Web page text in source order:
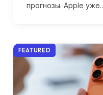
прогнозы. Apple
FEATURED